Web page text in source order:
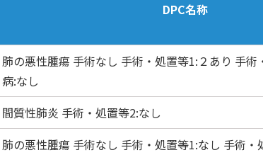
DPC名称
肺の悪性腫瘍 手術なし 手術・処置等1:２あり 手術
病:なし
間質性肺炎 手術・処置等2:なし
肺の悪性腫瘍 手術なし 手術・処置等1:なし 手術・